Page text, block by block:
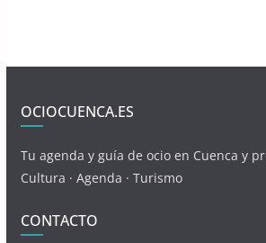
OCIOCUENCA.ES
Tu agenda y guía de ocio en Cuenca y
Cultura · Agenda · Turismo
CONTACTO